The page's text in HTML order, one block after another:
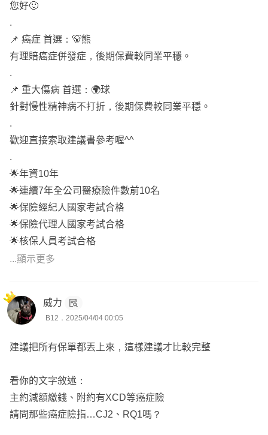
您好🙂
.
📌 癌症 首選：🐻熊
有理賠癌症併發症，後期保費較同業平穩。
.
📌 重大傷病 首選：🌍球
針對慢性精神病不打折，後期保費較同業平穩。
.
歡迎直接索取建議書參考喔^^
.
🌟年資10年
🌟連續7年全公司醫療險件數前10名
🌟保險經紀人國家考試合格
🌟保險代理人國家考試合格
🌟核保人員考試合格
🌟理賠人員考試合格
.
------分隔線------
買保險除了買對不買貴，
.
我是鵬宇 (Brian)
💎「#年資10年」「#連續7年全公司醫療險件數前10名」
...顯示更多
威力
B12．2025/04/04 00:05
建議把所有保單都丟上來，這樣建議才比較完整
看你的文字敘述：
主約減額繳錢、附約有XCD等癌症險
請問那些癌症險指…CJ2、RQ1嗎？